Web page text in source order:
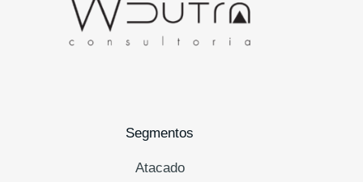
Segmentos
Atacado